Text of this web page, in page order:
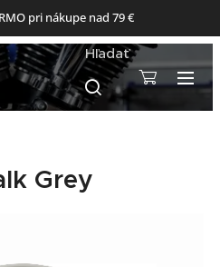
pri nákupe nad 79 €
Hľadať
Grey